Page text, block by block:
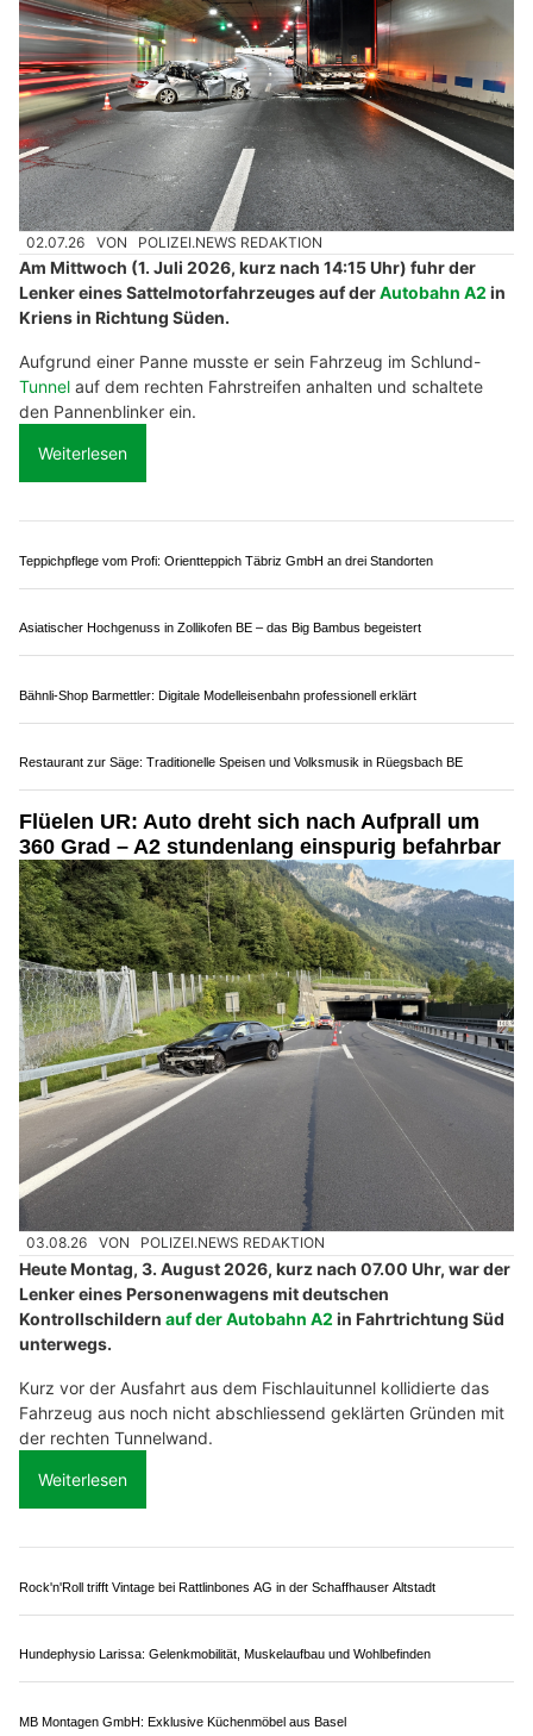
Die ELVA Bau GmbH: Ihr Bauprofi für nachhaltige Lösungen
Kriens LU: 83-Jähriger prallt auf A2 in Pannen-
LKW und wird erheblich verletzt
02.07.26 VON POLIZEI.NEWS REDAKTION
Kriens in Richtung Süden.
Tunnelauf dem rechten Fahrstreifen anhalten und schaltete
den Pannenblinker ein.
Weiterlesen
Teppichpflege vom Profi: Orientteppich Täbriz GmbH an drei Standorten
Asiatischer Hochgenuss in Zollikofen BE – das Big Bambus begeistert
Bähnli-Shop Barmettler: Digitale Modelleisenbahn professionell erklärt
Restaurant zur Säge: Traditionelle Speisen und Volksmusik in Rüegsbach BE
Flüelen UR: Auto dreht sich nach Aufprall um
360 Grad – A2 stundenlang einspurig befahrbar
03.08.26 VON POLIZEI.NEWS REDAKTION
Kontrollschildernauf der Autobahn A2in Fahrtrichtung Süd